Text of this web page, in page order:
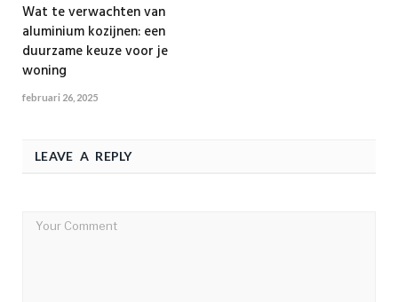
Wat te verwachten van
aluminium kozijnen: een
duurzame keuze voor je
woning
februari 26, 2025
LEAVE A REPLY